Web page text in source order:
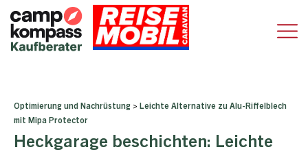
Optimierung und Nachrüstung > Leichte Alternative zu Alu-Riffelblech
mit Mipa Protector
Heckgarage beschichten: Leichte